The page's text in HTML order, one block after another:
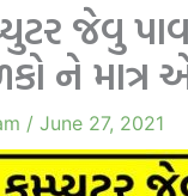
ને
/ June 27, 2021